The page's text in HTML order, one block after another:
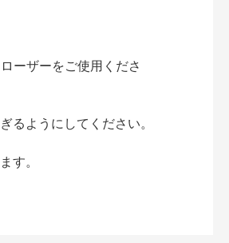
ーザーをご使用くださ
ようにしてください。
す。